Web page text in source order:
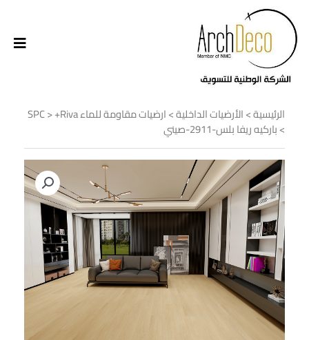
الرئيسية>الأرضيات الداخلية>ارضيات مقاومة للماء SPC >+Riva
> باركيه ريفا بلس-2911-صيني